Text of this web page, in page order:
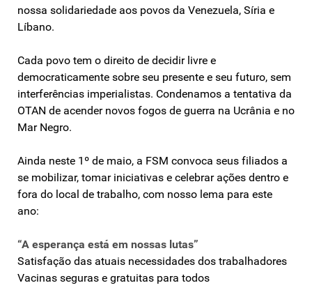
nossa solidariedade aos povos da Venezuela, Síria e
Líbano.
Cada povo tem o direito de decidir livre e
democraticamente sobre seu presente e seu futuro, sem
interferências imperialistas. Condenamos a tentativa da
OTAN de acender novos fogos de guerra na Ucrânia e no
Mar Negro.
Ainda neste 1º de maio, a FSM convoca seus filiados a
se mobilizar, tomar iniciativas e celebrar ações dentro e
fora do local de trabalho, com nosso lema para este
ano:
“A esperança está em nossas lutas”
Satisfação das atuais necessidades dos trabalhadores
Vacinas seguras e gratuitas para todos